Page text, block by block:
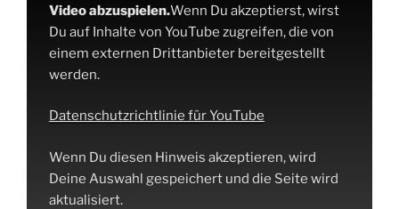
Video abzuspielen.Wenn Du akzeptierst, wirst
Du auf Inhalte von YouTube zugreifen, die von
einem externen Drittanbieter bereitgestellt
werden.
Datenschutzrichtlinie für YouTube
Wenn Du diesen Hinweis akzeptieren, wird
Deine Auswahl gespeichert und die Seite wird
aktualisiert.